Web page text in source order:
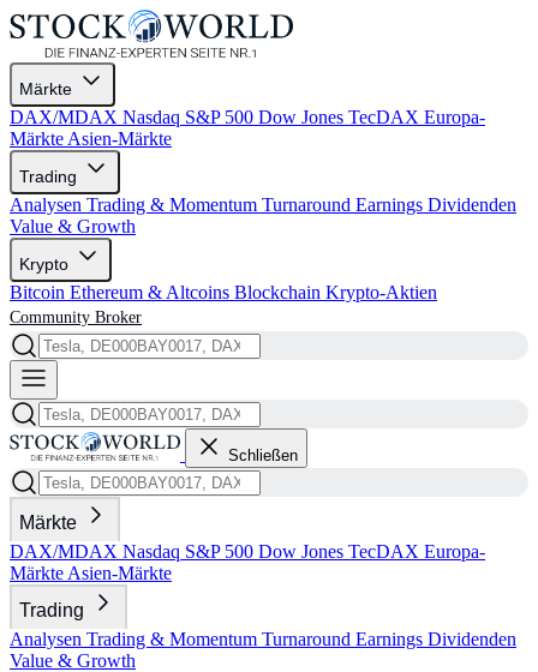
Märkte
DAX/MDAX Nasdaq S&P 500 Dow Jones TecDAX Europa-
Märkte Asien-Märkte
Trading
Analysen Trading & Momentum Turnaround Earnings Dividenden
Value & Growth
Krypto
Bitcoin Ethereum & Altcoins Blockchain Krypto-Aktien
Community Broker
Schließen
Märkte
DAX/MDAX Nasdaq S&P 500 Dow Jones TecDAX Europa-
Märkte Asien-Märkte
Trading
Analysen Trading & Momentum Turnaround Earnings Dividenden
Value & Growth